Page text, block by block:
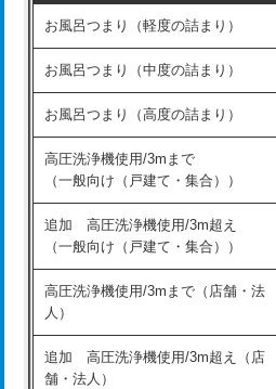
交換・取付(単水栓（壁付・デッキ
式）)
交換・取付(混合水栓（壁付・デッキ
式・ワンホール）)
交換・取付(排水栓・排水トラップ
（P/S/ポップアップ））
交換・取付（その他部品）
持込商品取付（単水栓）
持込商品取付（混合水栓）
持込商品取付（浄水器・分岐水栓）
お風呂つまり（軽度の詰まり）
お風呂つまり（中度の詰まり）
お風呂つまり（高度の詰まり）
高圧洗浄機使用/3mまで
（一般向け（戸建て・集合））
追加 高圧洗浄機使用/3m超え
（一般向け（戸建て・集合））
高圧洗浄機使用/3mまで（店舗・法
人）
追加 高圧洗浄機使用/3m超え（店
舗・法人）